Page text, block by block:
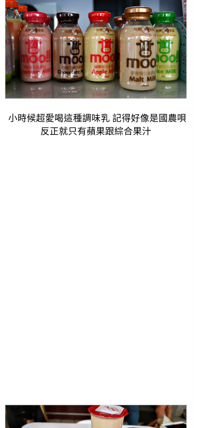
小時候超愛喝這種調味乳 記得好像是國農唄
反正就只有蘋果跟綜合果汁